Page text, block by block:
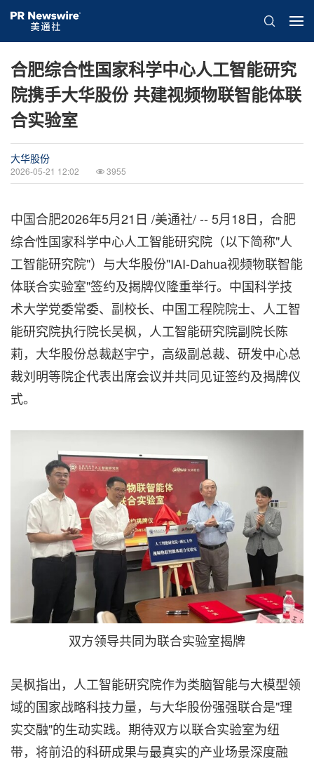
合肥综合性国家科学中心人工智能研究
院携手大华股份 共建视频物联智能体联
合实验室
大华股份
2026-05-21 12:02 3955
中国合肥2026年5月21日 /美通社/ -- 5月18日，合肥
综合性国家科学中心人工智能研究院（以下简称"人
工智能研究院"）与大华股份"IAI-Dahua视频物联智能
体联合实验室"签约及揭牌仪隆重举行。中国科学技
术大学党委常委、副校长、中国工程院院士、人工智
能研究院执行院长吴枫，人工智能研究院副院长陈
莉，大华股份总裁赵宇宁，高级副总裁、研发中心总
裁刘明等院企代表出席会议并共同见证签约及揭牌仪
式。
双方领导共同为联合实验室揭牌
吴枫指出，人工智能研究院作为类脑智能与大模型领
域的国家战略科技力量，与大华股份强强联合是"理
实交融"的生动实践。期待双方以联合实验室为纽
带，将前沿的科研成果与最真实的产业场景深度融